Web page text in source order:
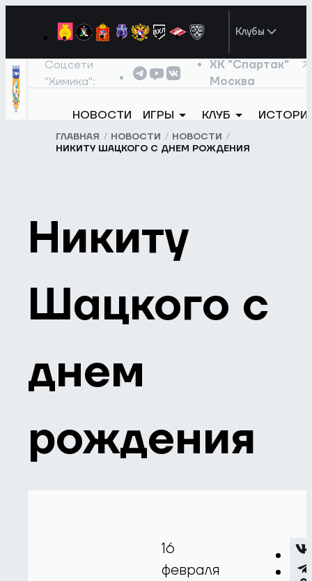
Клубы
Соцсети
"Химика":
ХК "Спартак"
Москва
НОВОСТИ ИГРЫ КЛУБ
ГЛАВНАЯ НОВОСТИ
НОВОСТИ
НИКИТУ ШАЦКОГО С ДНЕМ РОЖДЕНИЯ
Никиту
Шацкого с
днем
рождения
16
февраля